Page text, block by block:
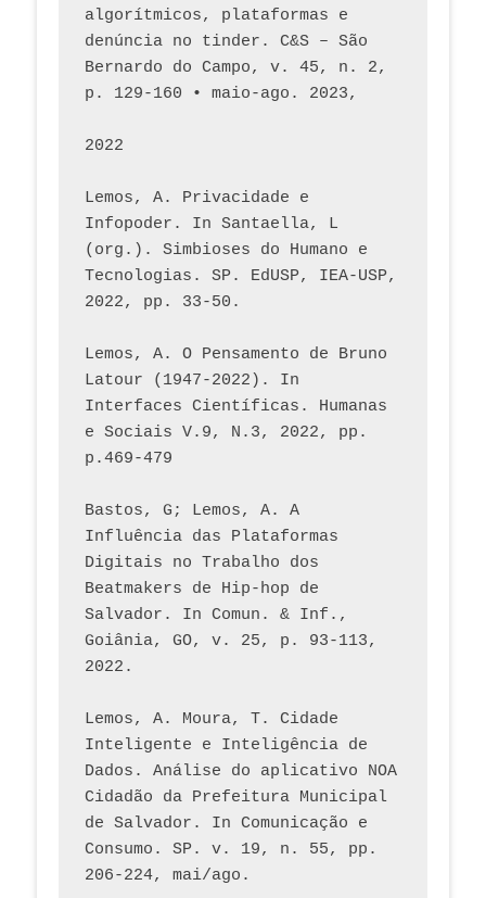
algorítmicos, plataformas e
denúncia no tinder. C&S – São
Bernardo do Campo, v. 45, n. 2,
p. 129-160 • maio-ago. 2023,
2022
Lemos, A. Privacidade e
Infopoder. In Santaella, L
(org.). Simbioses do Humano e
Tecnologias. SP. EdUSP, IEA-USP,
2022, pp. 33-50.
Lemos, A. O Pensamento de Bruno
Latour (1947-2022). In
Interfaces Científicas. Humanas
e Sociais V.9, N.3, 2022, pp.
p.469-479
Bastos, G; Lemos, A. A
Influência das Plataformas
Digitais no Trabalho dos
Beatmakers de Hip-hop de
Salvador. In Comun. & Inf.,
Goiânia, GO, v. 25, p. 93-113,
2022.
Lemos, A. Moura, T. Cidade
Inteligente e Inteligência de
Dados. Análise do aplicativo NOA
Cidadão da Prefeitura Municipal
de Salvador. In Comunicação e
Consumo. SP. v. 19, n. 55, pp.
206-224, mai/ago.